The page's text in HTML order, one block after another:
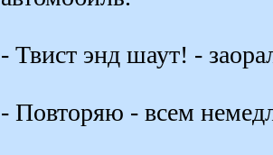
- Твист энд шаут! -
- Повторяю - всем